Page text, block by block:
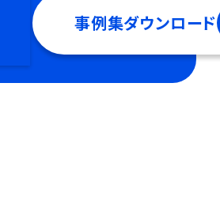
事例集ダウンロード